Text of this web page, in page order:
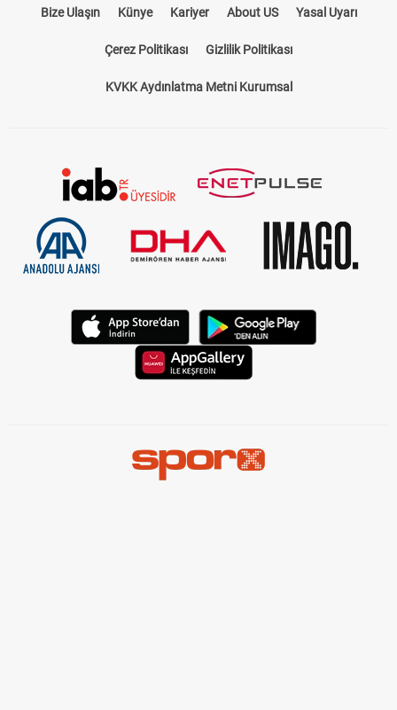
Künye Kariyer About US
Çerez Politikası Gizlilik Politikası